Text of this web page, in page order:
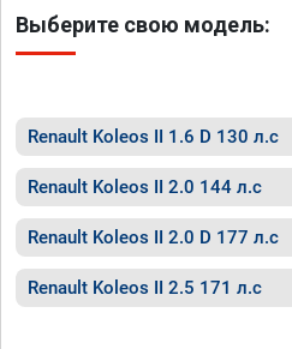
Выберите свою модель:
Renault Koleos II 1.6 D 130 л.с
Renault Koleos II 2.0 144 л.с
Renault Koleos II 2.0 D 177 л.с
Renault Koleos II 2.5 171 л.с